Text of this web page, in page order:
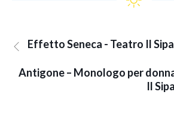
Effetto Seneca - Teatro Il
Antigone – Monologo per
Il